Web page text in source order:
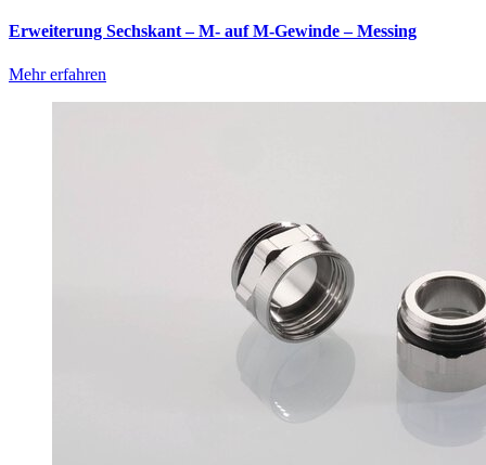
Erweiterung Sechskant – M- auf M-Gewinde – Messing
Mehr erfahren